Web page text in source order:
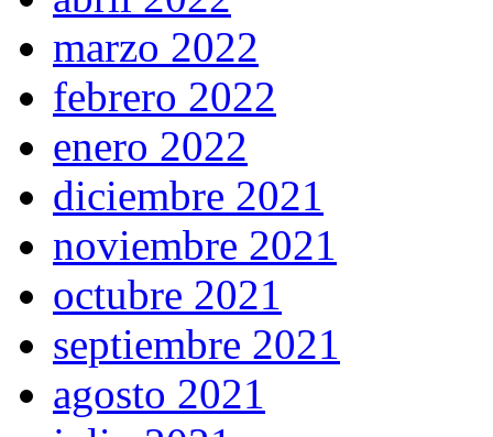
marzo 2022
febrero 2022
enero 2022
diciembre 2021
noviembre 2021
octubre 2021
septiembre 2021
agosto 2021